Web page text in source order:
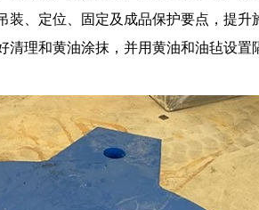
、定位、固定及成品保护要点，提升
理和黄油涂抹，并用黄油和油毡设置